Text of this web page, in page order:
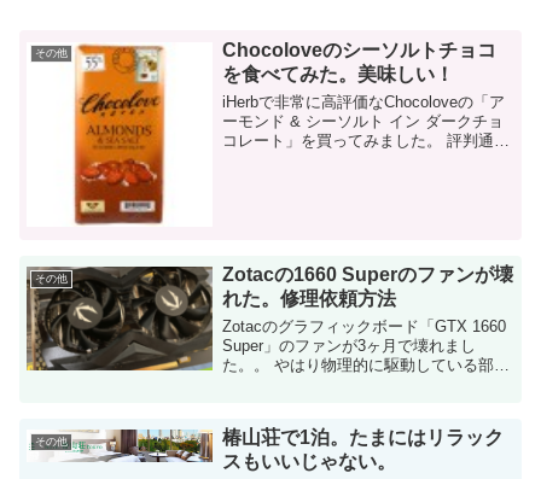
その他
Chocoloveのシーソルトチョコ
を食べてみた。美味しい！
iHerbで非常に高評価なChocoloveの「ア
ーモンド & シーソルト イン ダークチョ
コレート」を買ってみました。 評判通り
その他
Zotacの1660 Superのファンが壊
れた。修理依頼方法
Zotacのグラフィックボード「GTX 1660
Super」のファンが3ヶ月で壊れまし
た。。 やはり物理的に駆動している部分
その他
椿山荘で1泊。たまにはリラック
スもいいじゃない。